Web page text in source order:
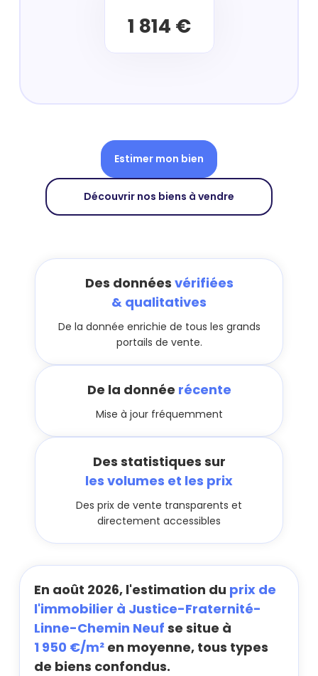
1 814 €
Estimer mon bien
Découvrir nos biens à vendre
Des données vérifiées
& qualitatives
De la donnée enrichie de tous les grands
portails de vente.
De la donnée récente
Mise à jour fréquemment
Des statistiques sur
les volumes et les prix
Des prix de vente transparents et
directement accessibles
En août 2026, l'estimation du prix de
l'immobilier à Justice-Fraternité-
Linne-Chemin Neuf se situe à
1 950 €/m² en moyenne, tous types
de biens confondus.